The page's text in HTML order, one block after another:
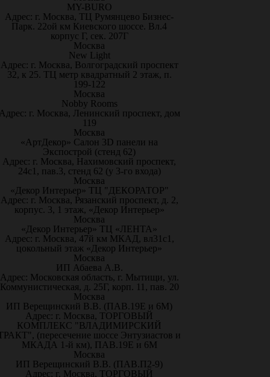
MY-BURO
Адрес: г. Москва, ТЦ Румянцево Бизнес-
Парк. 22ой км Киевского шоссе. Вл.4
корпус Г, сек. 207Г
Москва
New Light
Адрес: г. Москва, Волгоградский проспект
32, к 25. ТЦ метр квадратный 2 этаж, п.
199-122
Москва
Nobby Rooms
г. Москва, Ленинский проспект, дом
119
Москва
«АртДекор» Салон 3D панели на
Экспострой (стенд 62)
Адрес: г. Москва, Нахимовский проспект,
24с1, пав.3, стенд 62 (у 3-го входа)
Москва
«Декор Интерьер» ТЦ "ДЕКОРАТОР"
Адрес: г. Москва, Рязанский проспект, д. 2,
корпус. 3, 1 этаж, «Декор Интерьер»
Москва
«Декор Интерьер» ТЦ «ЛЕНТА»
Адрес: г. Москва, 47й км МКАД, вл31с1,
цокольный этаж «Декор Интерьер»
Москва
ИП Абаева А.В.
Адрес: Московская область, г. Мытищи, ул.
Коммунистическая, д. 25Г, корп. 11, пав. 20
Москва
ИП Верещинский В.В. (ПАВ.19Е и 6М)
Адрес: г. Москва, ТОРГОВЫЙ
КОМПЛЕКС "ВЛАДИМИРСКИЙ
(пересечение шоссе Энтузиастов и
МКАДА 1-й км), ПАВ.19Е и 6М
Москва
ИП Верещинский В.В. (ПАВ.П2-9)
Адрес: г. Москва, ТОРГОВЫЙ